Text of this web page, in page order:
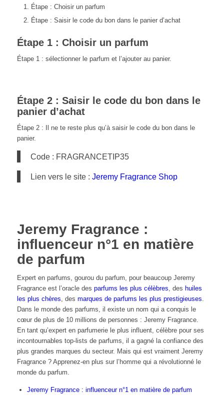
Étape : Choisir un parfum
Étape : Saisir le code du bon dans le panier d’achat
Étape 1 : Choisir un parfum
Étape 1 : sélectionner le parfum et l’ajouter au panier.
Étape 2 : Saisir le code du bon dans le
panier d’achat
Étape 2 : Il ne te reste plus qu’à saisir le code du bon dans le
panier.
Code : FRAGRANCETIP35
Lien vers le site : Jeremy Fragrance Shop
Jeremy Fragrance :
influenceur n°1 en matière
de parfum
Expert en parfums, gourou du parfum, pour beaucoup Jeremy
Fragrance est l’oracle des parfums les plus célèbres , des huiles
les plus chères , des marques de parfums les plus prestigieuses
Dans le monde des parfums, il existe un nom qui a conquis le
cœur de plus de 10 millions de personnes : Jeremy Fragrance.
En tant qu’expert en parfumerie le plus influent, célèbre pour ses
incontournables top-lists de parfums, il a gagné la confiance des
plus grandes marques du secteur. Mais qui est vraiment Jeremy
Fragrance ? Apprenez-en plus sur l’homme qui a révolutionné le
monde du parfum.
Jeremy Fragrance : influenceur n°1 en matière de parfum